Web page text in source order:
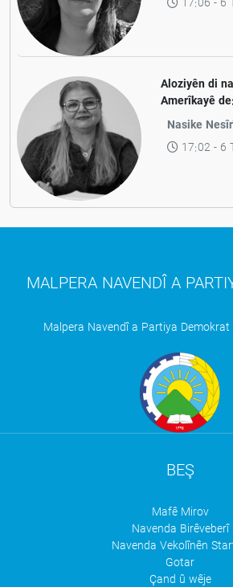
17:06 - 6
Aloziyên di
Amerîkayê
aramiyê ve
Nasike
17:02 - 6
MALPERA NAVENDÎ A
Malpera Navendî a Partiya
BEŞ
Mafê Mirov
Navenda Birêveberî
Navenda Vekolînên
Gotar
Çand û wêje